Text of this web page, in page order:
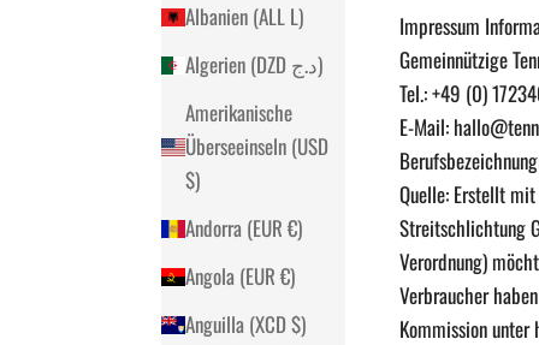
Albanien (ALL L)
Algerien (DZD د.ج)
Amerikanische
Überseeinseln (USD
$)
Andorra (EUR €)
Angola (EUR €)
Anguilla (XCD $)
Impressum
Gemeinnützige
Tel.: +49 (0)
E-Mail:
Quelle: Erstellt
Streitschlichtung
Verordnung)
Verbraucher
Kommission unter